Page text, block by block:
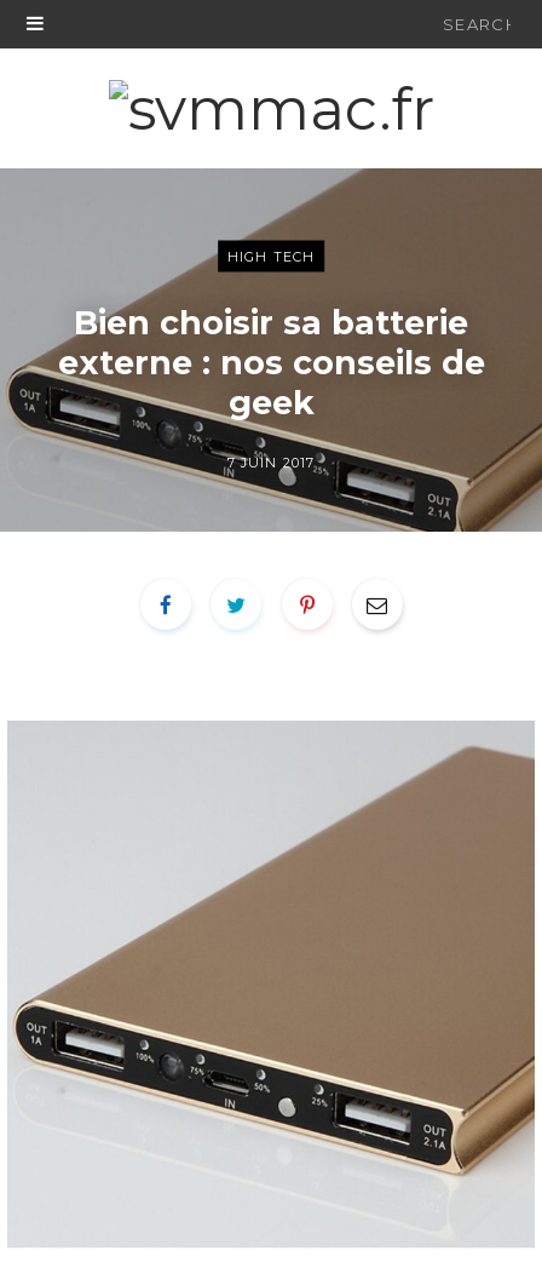
Search
HIGH TECH
Bien choisir sa batterie
externe : nos conseils de
geek
7 JUIN 2017